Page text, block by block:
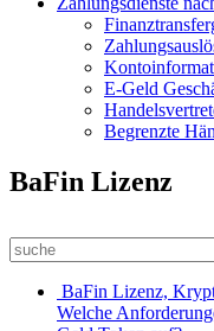
E-Geld
Begrenzte
BaFin Lizenz
BaFin Lizenz,
Welche